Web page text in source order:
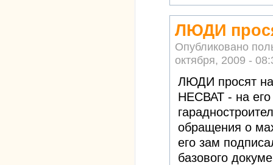
ЛЮДИ
Опубликовано
октября, 2009 -
ЛЮДИ просят
НЕСВАТ - на
обращения о
его зам
базового